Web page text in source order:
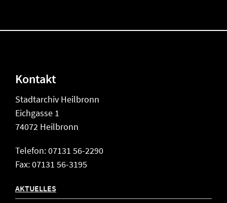
Kontakt
Stadtarchiv Heilbronn
Eichgasse 1
74072 Heilbronn
Telefon: 07131 56-2290
Fax: 07131 56-3195
AKTUELLES